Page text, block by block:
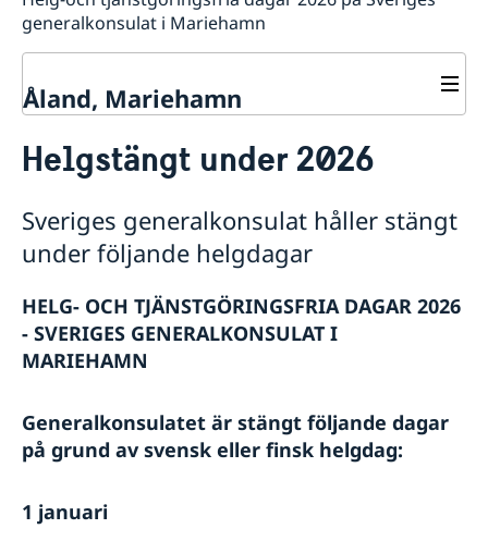
generalkonsulat i Mariehamn
Åland, Mariehamn
Generalkonsulatet stängt över jul-och nyårshelgerna
generalkonsulat i Mariehamn
Om oss
Vi är en resurs för svenska företag
Team Sweden
Så kan du få stöd
Anmäl handelshinder
Aktuellt
Nyheter
Helgstängt under 2026
Sveriges generalkonsulat håller stängt
under följande helgdagar
HELG- OCH TJÄNSTGÖRINGSFRIA DAGAR 2026
- SVERIGES GENERALKONSULAT I
MARIEHAMN
Generalkonsulatet är stängt följande dagar
på grund av svensk eller finsk helgdag:
1 januari